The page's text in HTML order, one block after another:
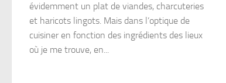
évidemment un plat de viandes, charcuteries
et haricots lingots. Mais dans l’optique de
cuisiner en fonction des ingrédients des lieux
où je me trouve, en...